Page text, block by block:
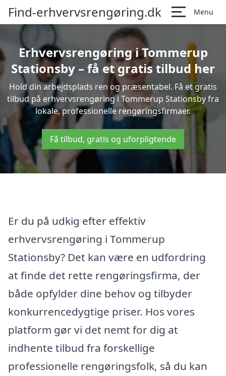
Find-erhvervsrengøring.dk Menu
Erhvervsrengøring i Tommerup
Stationsby – få et gratis tilbud her
Hold din arbejdsplads ren og præsentabel. Få et gratis
tilbud på erhvervsrengøring i Tommerup Stationsby fra
lokale, professionelle rengøringsfirmaer.
Få tilbud, gratis og uforpligtende
Er du på udkig efter effektiv
erhvervsrengøring i Tommerup
Stationsby? Det kan være en udfordring
at finde det rette rengøringsfirma, der
både opfylder dine behov og tilbyder
konkurrencedygtige priser. Hos vores
platform gør vi det nemt for dig at
indhente tilbud fra forskellige
professionelle rengøringsfolk, så du kan